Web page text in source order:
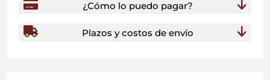
¿Cómo lo puedo pagar?
Plazos y costos de envío